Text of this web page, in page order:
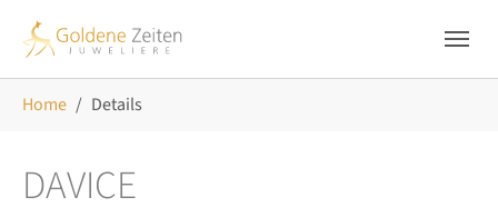
Home Details
DAVICE